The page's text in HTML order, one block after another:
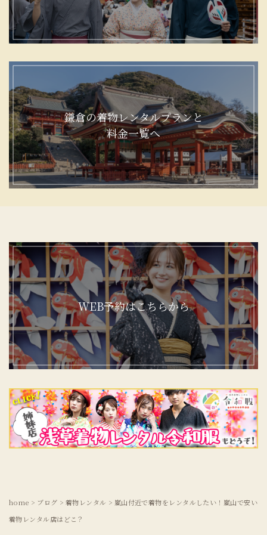
鎌倉の着物レンタルプランと
料金一覧へ
WEB予約はこちらから
home > ブログ > 着物レンタル > 嵐山付近で着物をレンタルしたい！嵐山で安い
着物レンタル店はどこ？